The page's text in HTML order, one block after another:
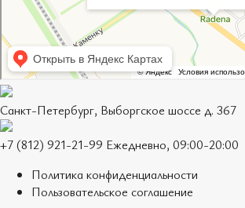
Санкт-Петербург, Выборгское шоссе д. 367
+7 (812) 921-21-99 Ежедневно, 09:00-20:00
Политика конфиденциальности
Пользовательское соглашение